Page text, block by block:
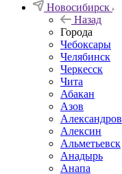
Новосибирск
Назад
Города
Чебоксары
Челябинск
Черкесск
Чита
Абакан
Азов
Александров
Алексин
Альметьевск
Анадырь
Анапа